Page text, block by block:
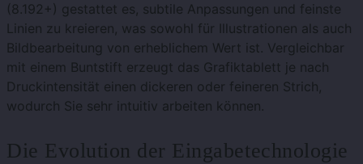
(8.192+) gestattet es, subtile Anpassungen und feinste
Linien zu kreieren, was sowohl für Illustrationen als auch
Bildbearbeitung von erheblichem Wert ist. Vergleichbar
mit einem Buntstift erzeugt das Grafiktablett je nach
Druckintensität einen dickeren oder feineren Strich,
wodurch Sie sehr intuitiv arbeiten können.
Die Evolution der Eingabetechnologie